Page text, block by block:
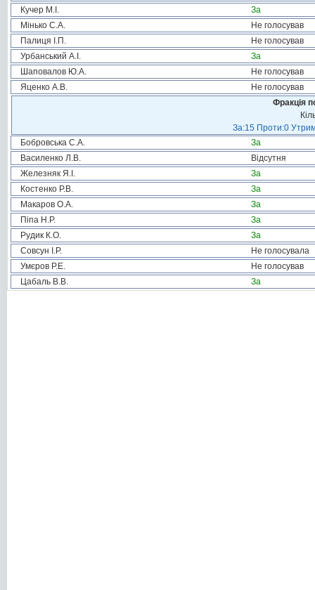
Кучер М.І.
За
Мінько С.А.
Не голосував
Палиця І.П.
Не голосував
Урбанський А.І.
За
Шаповалов Ю.А.
Не голосував
Яценко А.В.
Не голосував
Фракція
За:15 Проти:0
Бобровська С.А.
За
Василенко Л.В.
Відсутня
Железняк Я.І.
За
Костенко Р.В.
За
Макаров О.А.
За
Піпа Н.Р.
За
Рудик К.О.
За
Совсун І.Р.
Не голосувала
Умєров Р.Е.
Не голосував
Цабаль В.В.
За